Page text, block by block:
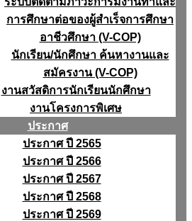
การศึกษาต่อของผู้สำเร็จการศึกษา
อาชีวศึกษา (V-COP)
นักเรียน/นักศึกษา ค้นหางานและ
สมัครงาน (V-COP)
งานสวัสดิการนักเรียนนักศึกษา
งานโครงการพิเศษ
ประกาศ
ประกาศ ปี 2565
ประกาศ ปี 2566
ประกาศ ปี 2567
ประกาศ ปี 2568
ประกาศ ปี 2569